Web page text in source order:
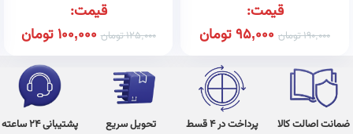
قیمت:
190,000تومان 95,000تومان
قیمت:
125,000تومان 100,000تومان
ضمانت اصالت کالا پرداخت در 4 قسط تحویل سریع پشتیبانی 24 ساعته